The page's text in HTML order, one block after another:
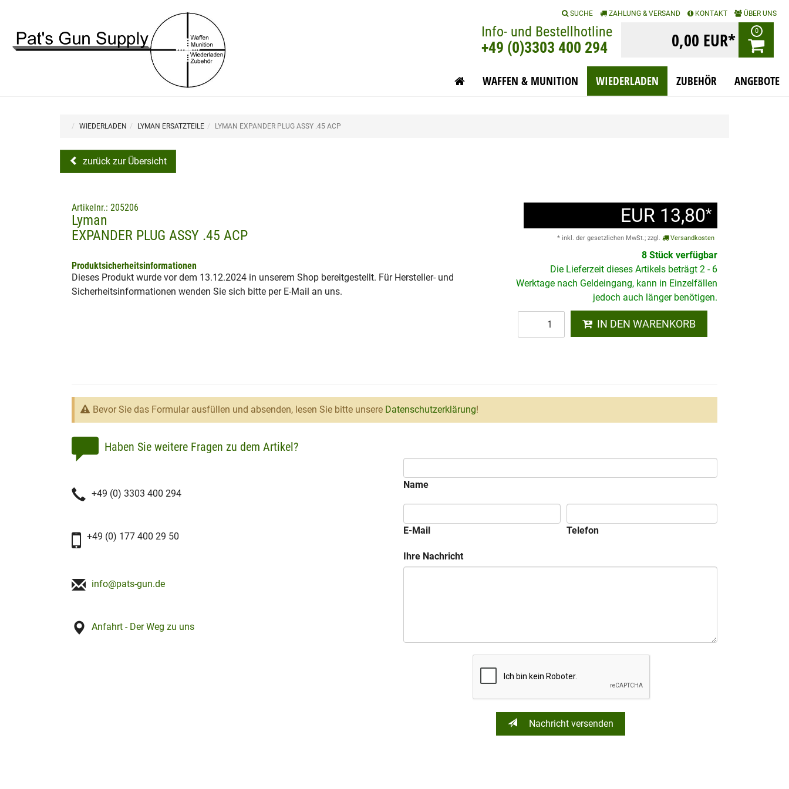
SUCHE ZAHLUNG & VERSAND KONTAKT ÜBER UNS
Info- und Bestellhotline
+49 (0)3303 400 294 0,00 EUR* 0
WAFFEN & MUNITION WIEDERLADEN ZUBEHÖR ANGEBOTE
WIEDERLADEN LYMAN ERSATZTEILE LYMAN EXPANDER PLUG ASSY .45 ACP
zurück zur Übersicht
EUR 13,80*
* inkl. der gesetzlichen MwSt.; zzgl. Versandkosten
8 Stück verfügbar
Die Lieferzeit dieses Artikels beträgt 2 - 6
Werktage nach Geldeingang, kann in Einzelfällen
jedoch auch länger benötigen.
IN DEN WARENKORB
Artikelnr.: 205206
Lyman
EXPANDER PLUG ASSY .45 ACP
Produktsicherheitsinformationen
Dieses Produkt wurde vor dem 13.12.2024 in unserem Shop bereitgestellt. Für Hersteller- und
Sicherheitsinformationen wenden Sie sich bitte per E-Mail an uns.
Bevor Sie das Formular ausfüllen und absenden, lesen Sie bitte unsere Datenschutzerklärung!
Haben Sie weitere Fragen zu dem Artikel?
+49 (0) 3303 400 294
+49 (0) 177 400 29 50
info@pats-gun.de
Anfahrt - Der Weg zu uns
Name
E-Mail Telefon
Ihre Nachricht
Nachricht versenden